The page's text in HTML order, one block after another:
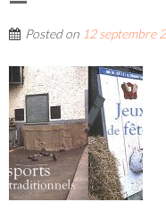
Posted on 12 septembre